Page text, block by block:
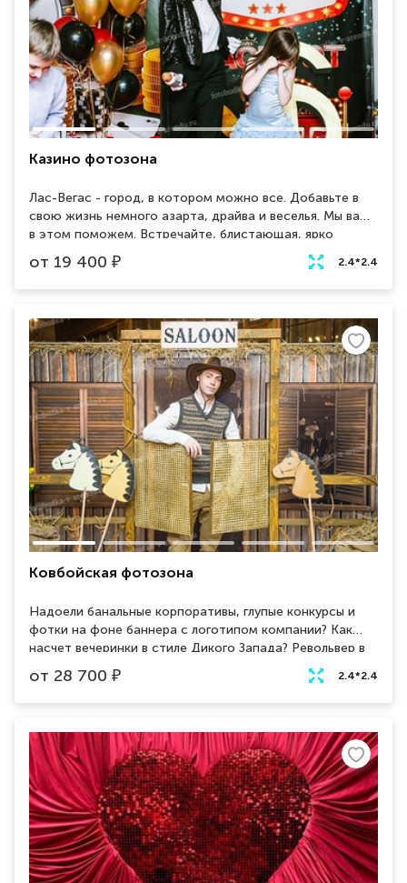
Казино фотозона
Лас-Вегас - город, в котором можно всe. Добавьте в
свою жизнь немного азарта, драйва и веселья. Мы вам
в этом поможем. Встречайте, блистающая, ярко
переливающаяся всеми оттенками, фотозона в стиле
Лас-Вегас. Данная фотозона пользуется бешенной
популярностью, еще бы, кто может устоять перед
от 19 400 ₽ 2.4*2.4
Ковбойская фотозона
Надоели банальные корпоративы, глупые конкурсы и
фотки на фоне баннера с логотипом компании? Как
насчет вечеринки в стиле Дикого Запада? Револьвер в
руку, шляпу на голову и вперед, шериф. Иииха!
от 28 700 ₽ 2.4*2.4